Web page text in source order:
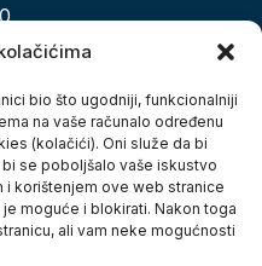
bio što ugodniji, funkcionalniji
na vaše računalo određenu
(kolačići). Oni služe da bi
se poboljšalo vaše iskustvo
i korištenjem ove web stranice
moguće i blokirati. Nakon toga
ali vam neke mogućnosti